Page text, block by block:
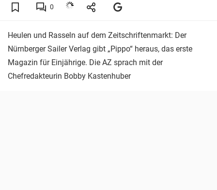
0
Heulen und Rasseln auf dem Zeitschriftenmarkt: Der
Nürnberger Sailer Verlag gibt „Pippo“ heraus, das erste
Magazin für Einjährige. Die AZ sprach mit der
Chefredakteurin Bobby Kastenhuber